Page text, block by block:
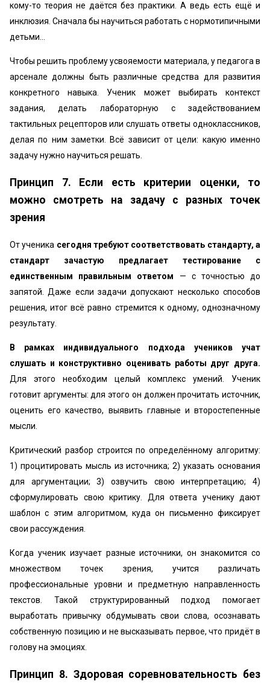
кому-то теория не даётся без практики. А ведь есть ещё и
инклюзия. Сначала бы научиться работать с нормотипичными
детьми…
Чтобы решить проблему усвояемости материала, у педагога в
арсенале должны быть различные средства для развития
конкретного навыка. Ученик может выбирать контекст
задания, делать лабораторную с задействованием
тактильных рецепторов или слушать ответы одноклассников,
делая по ним заметки. Всё зависит от цели: какую именно
задачу нужно научиться решать.
Принцип 7. Если есть критерии оценки, то
можно смотреть на задачу с разных точек
зрения
От ученика сегодня требуют соответствовать стандарту, а
стандарт зачастую предлагает тестирование с
единственным правильным ответом — с точностью до
запятой. Даже если задачи допускают несколько способов
решения, итог всё равно стремится к одному, однозначному
результату.
В рамках индивидуального подхода учеников учат
слушать и конструктивно оценивать работы друг друга.
Для этого необходим целый комплекс умений. Ученик
готовит аргументы: для этого он должен прочитать источник,
оценить его качество, выявить главные и второстепенные
мысли.
Критический разбор строится по определённому алгоритму:
1) процитировать мысль из источника; 2) указать основания
для аргументации; 3) озвучить свою интерпретацию; 4)
сформулировать свою критику. Для ответа ученику дают
шаблон с этим алгоритмом, куда он письменно фиксирует
свои рассуждения.
Когда ученик изучает разные источники, он знакомится со
множеством точек зрения, учится различать
профессиональные уровни и предметную направленность
текстов. Такой структурированный подход помогает
выработать привычку обдумывать свои слова, осознавать
собственную позицию и не высказывать первое, что придёт в
голову на эмоциях.
Принцип 8. Здоровая соревновательность без